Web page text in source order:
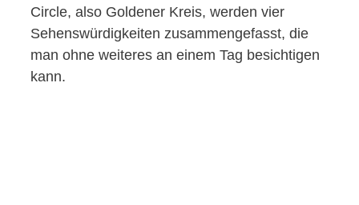
Circle, also Goldener Kreis, werden vier
Sehenswürdigkeiten zusammengefasst, die
man ohne weiteres an einem Tag besichtigen
kann.